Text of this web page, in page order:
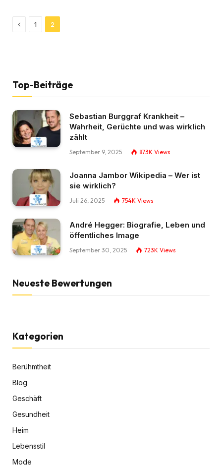
Previous
1 2
Top-Beiträge
Sebastian Burggraf Krankheit –
Wahrheit, Gerüchte und was wirklich
zählt
September 9, 2025 873K Views
Joanna Jambor Wikipedia – Wer ist
sie wirklich?
Juli 26, 2025 754K Views
André Hegger: Biografie, Leben und
öffentliches Image
September 30, 2025 723K Views
Neueste Bewertungen
Kategorien
Berühmtheit
Blog
Geschäft
Gesundheit
Heim
Lebensstil
Mode